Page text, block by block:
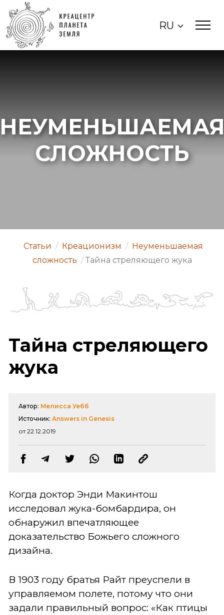
RU
СЛОЖНОСТЬ
Статьи / Креационизм / Неуменьшаемая
сложность / Тайна стреляющего жука
Тайна стреляющего
жука
Автор: Мелисса Уебб
Источник: Answers in Genesis
от 22.12.2019
Когда доктор Энди Макинтош
исследовал жука-бомбардира, он
обнаружил впечатляющее
доказательство Божьего сложного
дизайна.
В 1903 году братья Райт преуспели в
управляемом полете, потому что они
задали правильный вопрос: «Как птицы